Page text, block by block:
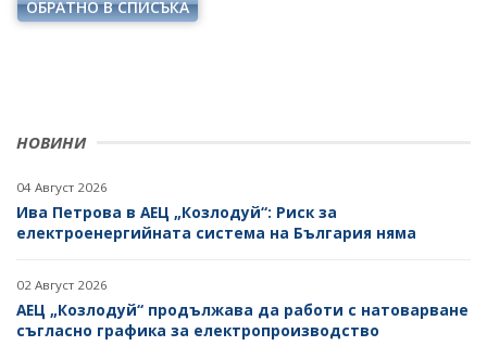
НОВИНИ
04 Август 2026
Ива Петрова в АЕЦ „Козлодуй“: Риск за
електроенергийната система на България няма
02 Август 2026
АЕЦ „Козлодуй“ продължава да работи с натоварване
съгласно графика за електропроизводство
ОБРАТНО В СПИСЪКА